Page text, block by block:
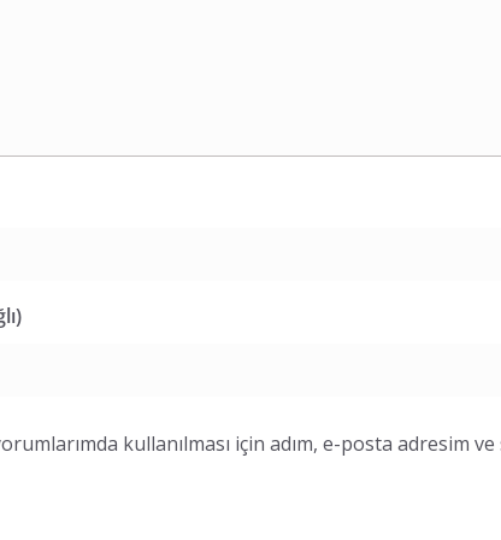
kullanılması için adım, e-posta adresim